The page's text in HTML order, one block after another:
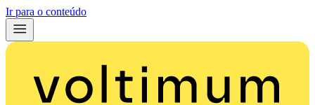
Ir para o conteúdo